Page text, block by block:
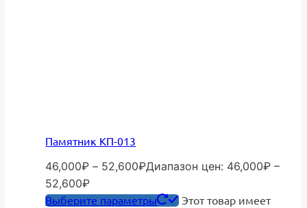
Памятник КП-013
46,000₽ – 52,600₽Диапазон цен: 46,000₽ –
52,600₽
Выберите параметры
Этот товар имеет